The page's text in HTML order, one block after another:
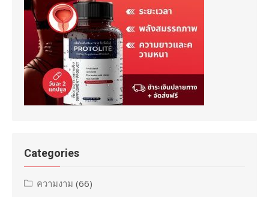
Categories
ความงาม (66)